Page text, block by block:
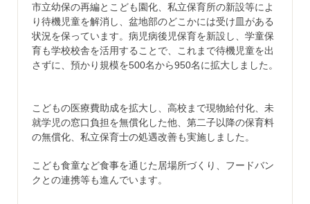
市立幼保の再編とこども園化、私立保育所の新設等によ
り待機児童を解消し、盆地部のどこかには受け皿がある
状況を保っています。病児病後児保育を新設し、学童保
育も学校校舎を活用することで、これまで待機児童を出
さずに、預かり規模を500名から950名に拡大しました。
こどもの医療費助成を拡大し、高校まで現物給付化、未
就学児の窓口負担を無償化した他、第二子以降の保育料
の無償化、私立保育士の処遇改善も実施しました。
こども食童など食事を通じた居場所づくり、フードバン
クとの連携等も進んでいます。